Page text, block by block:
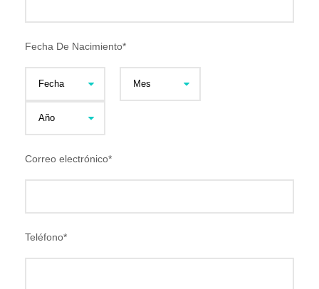
Fecha De Nacimiento*
Correo electrónico*
Teléfono*